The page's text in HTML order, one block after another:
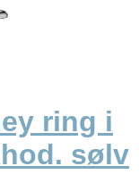
ring i
sølv